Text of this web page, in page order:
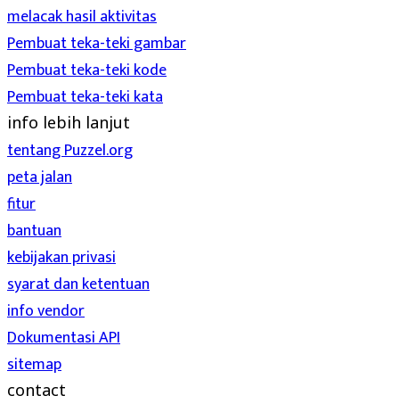
melacak hasil aktivitas
Pembuat teka-teki gambar
Pembuat teka-teki kode
Pembuat teka-teki kata
info lebih lanjut
tentang Puzzel.org
peta jalan
fitur
bantuan
kebijakan privasi
syarat dan ketentuan
info vendor
Dokumentasi API
sitemap
contact